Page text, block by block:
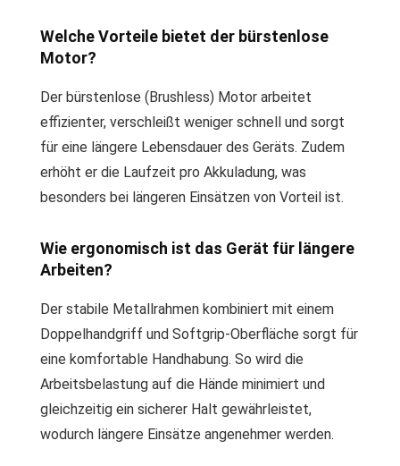
Welche Vorteile bietet der bürstenlose
Motor?
Der bürstenlose (Brushless) Motor arbeitet
effizienter, verschleißt weniger schnell und sorgt
für eine längere Lebensdauer des Geräts. Zudem
erhöht er die Laufzeit pro Akkuladung, was
besonders bei längeren Einsätzen von Vorteil ist.
Wie ergonomisch ist das Gerät für längere
Arbeiten?
Der stabile Metallrahmen kombiniert mit einem
Doppelhandgriff und Softgrip-Oberfläche sorgt für
eine komfortable Handhabung. So wird die
Arbeitsbelastung auf die Hände minimiert und
gleichzeitig ein sicherer Halt gewährleistet,
wodurch längere Einsätze angenehmer werden.